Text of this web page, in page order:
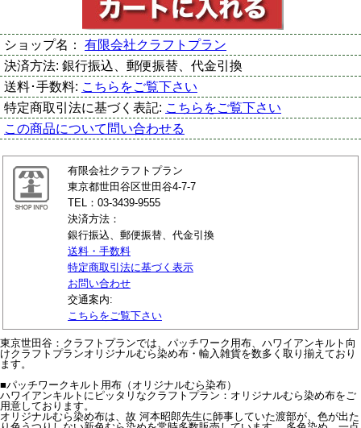
ショップ名： 有限会社クラフトプラン
決済方法: 銀行振込、郵便振替、代金引換
送料･手数料: こちらをご覧下さい
特定商取引法に基づく表記: こちらをご覧下さい
この商品について問い合わせる
有限会社クラフトプラン
東京都世田谷区世田谷4-7-7
TEL：03-3439-9555
決済方法：
銀行振込、郵便振替、代金引換
送料・手数料
特定商取引法に基づく表示
お問い合わせ
交通案内:
こちらをご覧下さい
東京世田谷：クラフトプランでは、パッチワーク用布、ハワイアンキルト向
けクラフトプランオリジナルむら染め布・輸入雑貨を数多く取り揃えており
ます。
■パッチワークキルト用布（オリジナルむら染布）
ハワイアンキルトにピッタリなクラフトプラン：オリジナルむら染め布をご
用意しております。
オリジナルむら染め布は、故 河本昭郎先生に師事していた渡部が、色が出た